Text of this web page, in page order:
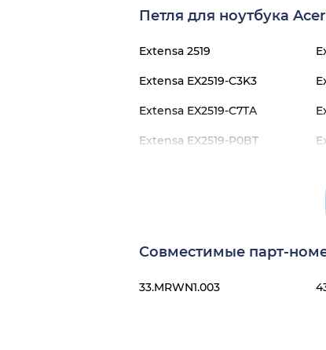
Петля для ноутбука
Extensa 2519
Extensa EX2519-C3K3
Extensa EX2519-C7TA
Extensa EX2519-P0BT
Совместимые парт-
33.MRWN1.003